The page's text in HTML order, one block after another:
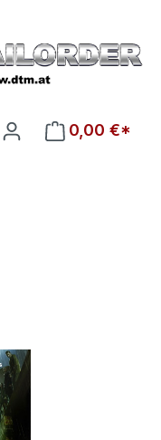
0 Produkte auf
0,00 €*